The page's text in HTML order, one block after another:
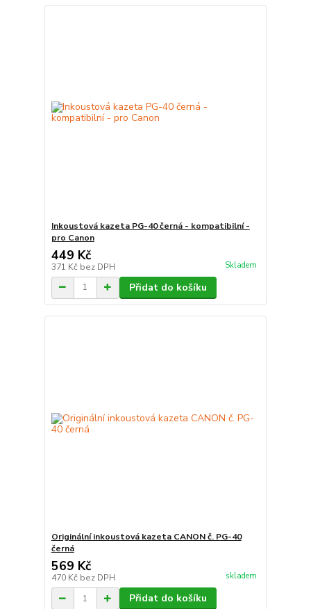
Inkoustová kazeta PG-40 černá - kompatibilní -
pro Canon
449 Kč
371 Kč bez DPH Skladem
Přidat do košíku
Originální inkoustová kazeta CANON č. PG-40
černá
569 Kč
470 Kč bez DPH skladem
Přidat do košíku